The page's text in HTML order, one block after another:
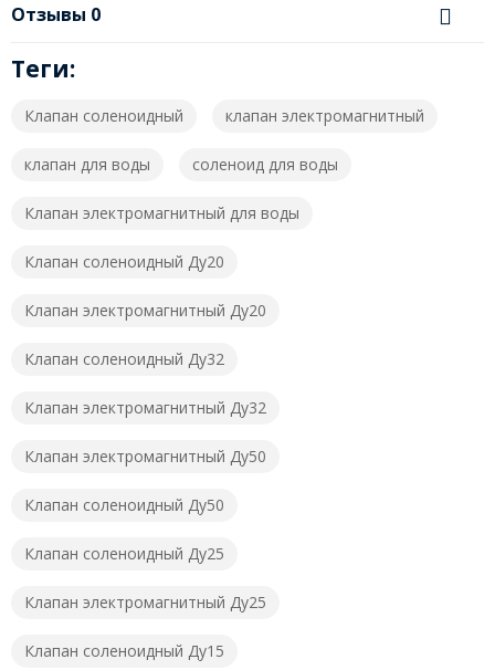
Отзывы 0
Теги:
Клапан соленоидный клапан электромагнитный
клапан для воды соленоид для воды
Клапан электромагнитный для воды
Клапан соленоидный Ду20
Клапан электромагнитный Ду20
Клапан соленоидный Ду32
Клапан электромагнитный Ду32
Клапан электромагнитный Ду50
Клапан соленоидный Ду50
Клапан соленоидный Ду25
Клапан электромагнитный Ду25
Клапан соленоидный Ду15